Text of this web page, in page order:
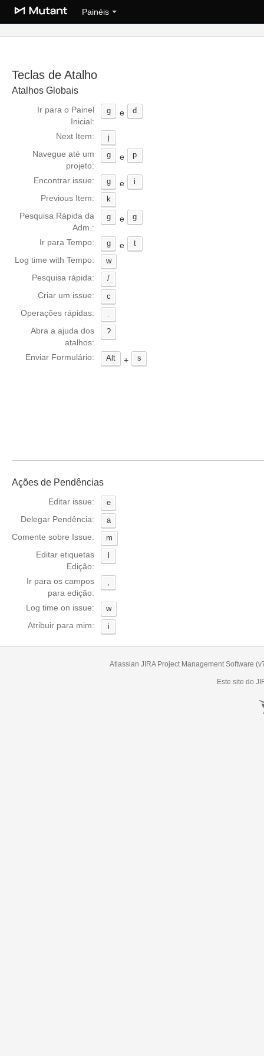
Painéis
Teclas de Atalho
Atalhos Globais
Ir para o Painel
Inicial:
g e d
Next Item: j
Navegue até um
projeto:
g e p
Encontrar issue: g e i
Previous Item: k
Pesquisa Rápida da
Adm.:
g e g
Ir para Tempo: g e t
Log time with Tempo: w
Pesquisa rápida: /
Criar um issue: c
Operações rápidas: .
Abra a ajuda dos
atalhos:
?
Enviar Formulário: Alt + s
Ações de Pendências
Editar issue: e
Delegar Pendência: a
Comente sobre Issue: m
Editar etiquetas
Edição:
Ir para os campos
para edição:
,
Log time on issue: w
Atribuir para mim: i
Atlassian JIRA Project Management Software
Este site do